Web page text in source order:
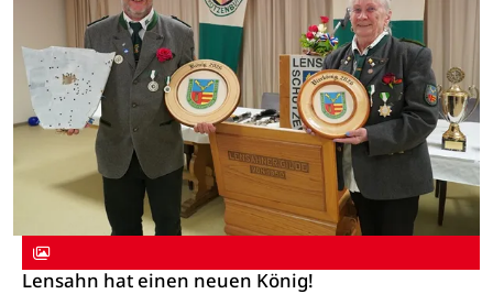
Lensahn hat einen neuen König!